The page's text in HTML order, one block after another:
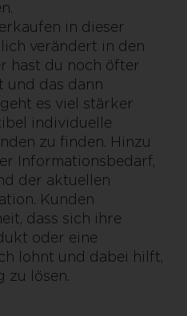
in dieser
verändert in den
hast du noch öfter
und das dann
es viel stärker
individuelle
zu finden. Hinzu
Informationsbedarf,
der aktuellen
Kunden
dass sich ihre
oder eine
lohnt und dabei hilft,
zu lösen.